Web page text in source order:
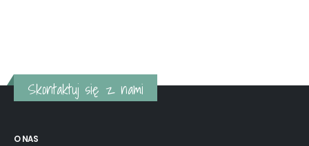
Skontaktuj się z nami
O NAS